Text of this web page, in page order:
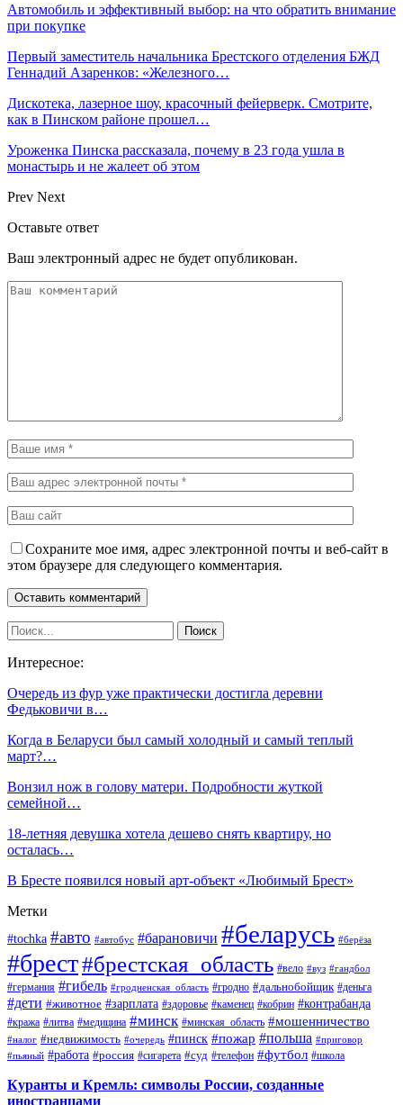
Автомобиль и эффективный выбор: на что обратить внимание
при покупке
Первый заместитель начальника Брестского отделения БЖД
Геннадий Азаренков: «Железного…
Дискотека, лазерное шоу, красочный фейерверк. Смотрите,
как в Пинском районе прошел…
Уроженка Пинска рассказала, почему в 23 года ушла в
монастырь и не жалеет об этом
Prev Next
Оставьте ответ
Ваш электронный адрес не будет опубликован.
Сохраните мое имя, адрес электронной почты и веб-сайт в
этом браузере для следующего комментария.
Интересное:
Очередь из фур уже практически достигла деревни
Федьковичи в…
Когда в Беларуси был самый холодный и самый теплый
март?…
Вонзил нож в голову матери. Подробности жуткой
семейной…
18-летняя девушка хотела дешево снять квартиру, но
осталась…
В Бресте появился новый арт-объект «Любимый Брест»
Метки
#tochka #авто #автобус #барановичи #беларусь #берёза
#брест#брестская_область #вело #вуз #гандбол
#германия #гибель #гродненская_область #гродно #дальнобойщик #деньга
#дети #животное #зарплата #здоровье #каменец #кобрин #контрабанда
#кража #литва #медицина #минск #минская_область #мошенничество
#налог #недвижимость #очередь #пинск #пожар #польша #приговор
#пьяный #работа #россия #сигарета #суд #телефон #футбол #школа
Куранты и Кремль: символы России, созданные
иностранцами